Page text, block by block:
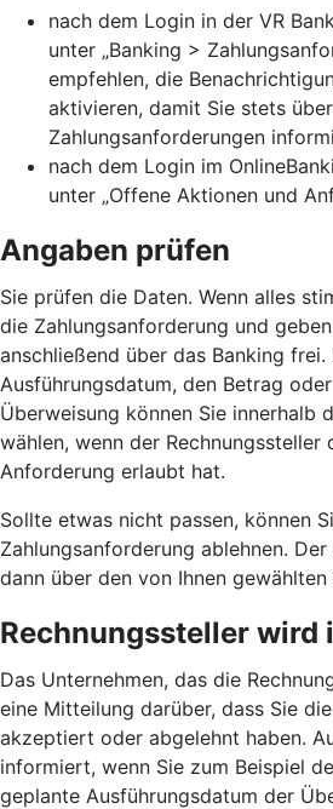
nach dem Login in der VR
unter „Banking >
empfehlen, die
aktivieren, damit Sie stets
Zahlungsanforderungen
nach dem Login im
unter „Offene Aktionen und
Angaben prüfen
Sie prüfen die Daten. Wenn alles
die Zahlungsanforderung und
anschließend über das Banking frei.
Ausführungsdatum, den Betrag
Überweisung können Sie innerhalb
wählen, wenn der Rechnungssteller
Anforderung erlaubt hat.
Sollte etwas nicht passen, können
Zahlungsanforderung ablehnen.
dann über den von Ihnen
Rechnungssteller
Das Unternehmen, das die
eine Mitteilung darüber, dass Sie
akzeptiert oder abgelehnt haben.
informiert, wenn Sie zum Beispiel
geplante Ausführungsdatum der